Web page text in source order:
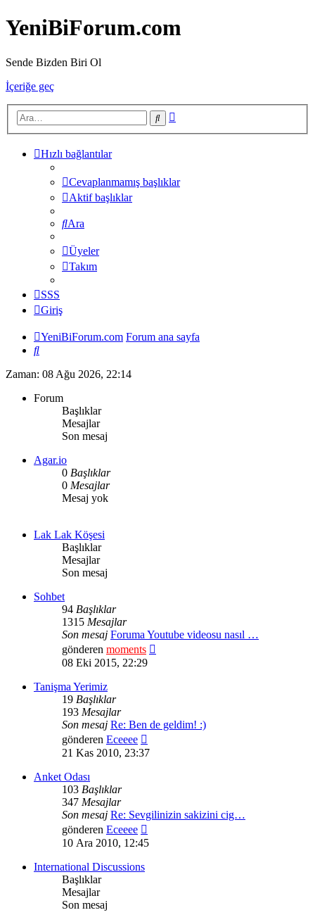
YeniBiForum.com
Sende Bizden Biri Ol
İçeriğe geç
Ara
Hızlı bağlantılar
Cevaplanmamış başlıklar
Aktif başlıklar
Ara
Üyeler
Takım
SSS
Giriş
YeniBiForum.com Forum ana sayfa
Ara
Zaman: 08 Ağu 2026, 22:14
Forum
Başlıklar
Mesajlar
Son mesaj
Agar.io
0 Başlıklar
0 Mesajlar
Mesaj yok
Lak Lak Köşesi
Başlıklar
Mesajlar
Son mesaj
Sohbet
94 Başlıklar
1315 Mesajlar
Son mesaj Foruma Youtube videosu nasıl …
gönderen moments
08 Eki 2015, 22:29
Tanişma Yerimiz
19 Başlıklar
193 Mesajlar
Son mesaj Re: Ben de geldim! :)
gönderen Eceeee
mesajı
21 Kas 2010, 23:37
Anket Odası
103 Başlıklar
347 Mesajlar
Son mesaj Re: Sevgilinizin sakizini cig…
gönderen Eceeee
mesajı
10 Ara 2010, 12:45
International Discussions
Başlıklar
Mesajlar
Son mesaj